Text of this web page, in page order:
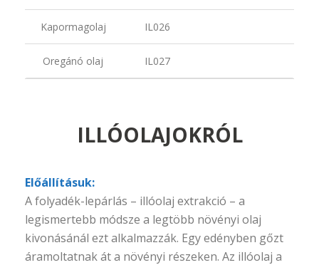
Kapormagolaj IL026
Oregánó olaj IL027
ILLÓOLAJOKRÓL
Előállításuk:
A folyadék-lepárlás – illóolaj extrakció – a
legismertebb módsze a legtöbb növényi olaj
kivonásánál ezt alkalmazzák. Egy edényben gőzt
áramoltatnak át a növényi részeken. Az illóolaj a